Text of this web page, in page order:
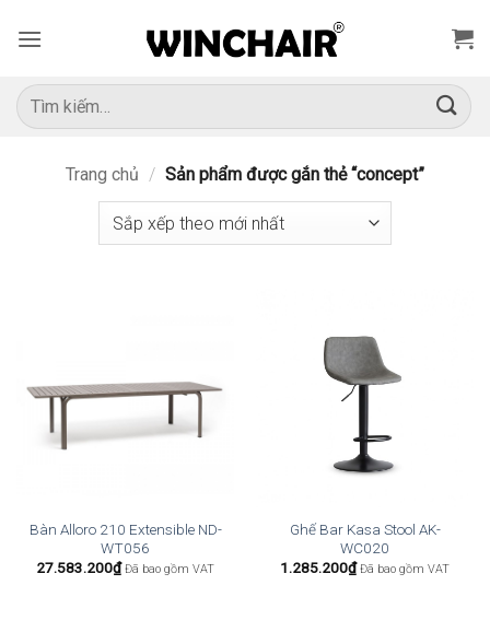
qua
dung
Tìm
kiếm:
Trang chủ / Sản phẩm được gắn thẻ “concept”
Bàn Alloro 210 Extensible ND-
WT056
27.583.200₫ Đã bao gồm VAT
Ghế Bar Kasa Stool AK-
WC020
1.285.200₫ Đã bao gồm VAT